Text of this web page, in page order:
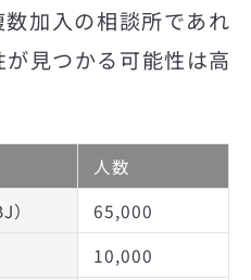
加入の相談所であれ
見つかる可能性は高
人数
65,000
10,000